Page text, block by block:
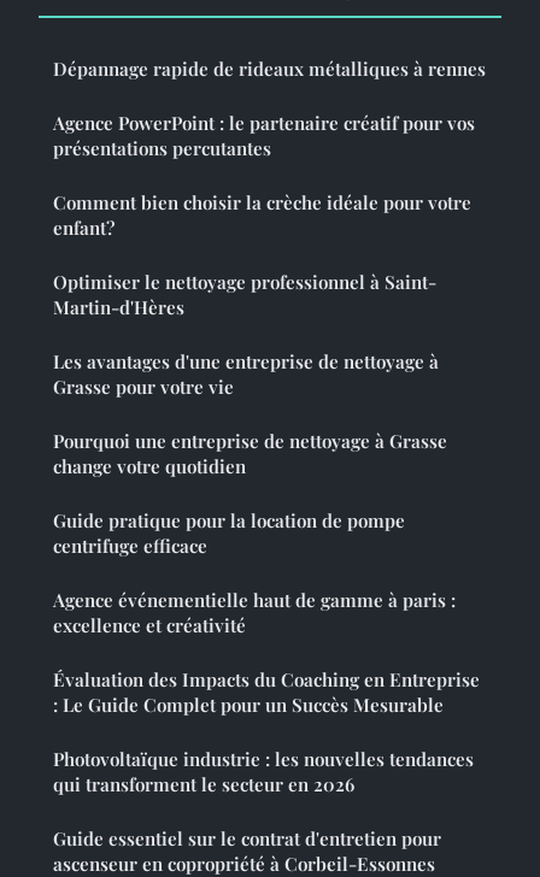
Dépannage rapide de rideaux métalliques à rennes
Agence PowerPoint : le partenaire créatif pour vos
présentations percutantes
Comment bien choisir la crèche idéale pour votre
enfant?
Optimiser le nettoyage professionnel à Saint-
Martin-d'Hères
Les avantages d'une entreprise de nettoyage à
Grasse pour votre vie
Pourquoi une entreprise de nettoyage à Grasse
change votre quotidien
Guide pratique pour la location de pompe
centrifuge efficace
Agence événementielle haut de gamme à paris :
excellence et créativité
Évaluation des Impacts du Coaching en Entreprise
: Le Guide Complet pour un Succès Mesurable
Photovoltaïque industrie : les nouvelles tendances
qui transforment le secteur en 2026
Guide essentiel sur le contrat d'entretien pour
ascenseur en copropriété à Corbeil-Essonnes